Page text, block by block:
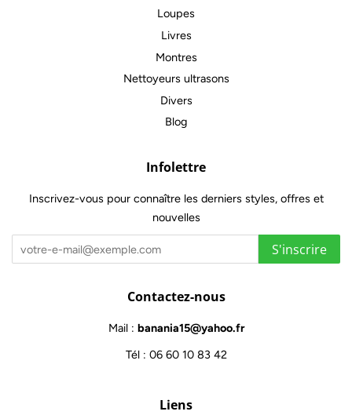
Loupes
Livres
Montres
Nettoyeurs ultrasons
Divers
Blog
Infolettre
Inscrivez-vous pour connaître les derniers styles, offres et
nouvelles
S'inscrire
Contactez-nous
Mail : banania15@yahoo.fr
Tél : 06 60 10 83 42
Liens